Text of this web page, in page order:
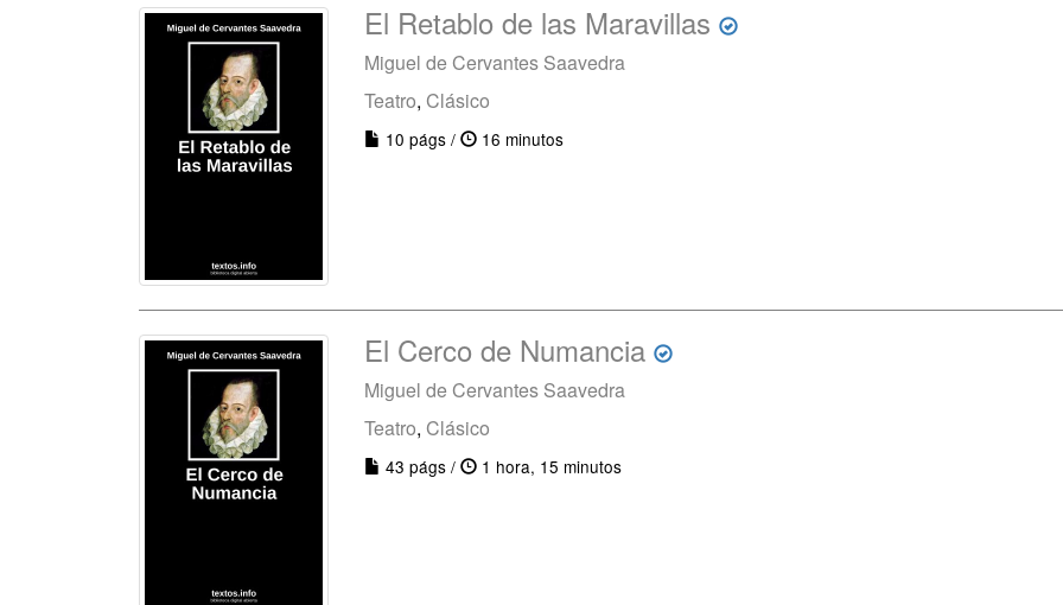
El Retablo de las Maravillas
Miguel de Cervantes Saavedra
Teatro, Clásico
10 págs / 16 minutos
El Cerco de Numancia
Miguel de Cervantes Saavedra
Teatro, Clásico
43 págs / 1 hora, 15 minutos